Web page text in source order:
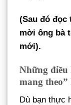
(Sau đó đọc
mời ông bà
mới).
Những điều
mang
Dù bạn thực